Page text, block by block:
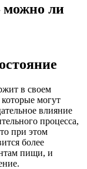
можно ли
в своем
могут
влияние
процесса,
при этом
более
пищи, и